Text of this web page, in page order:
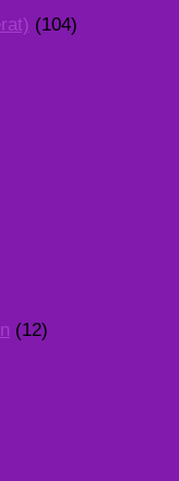
(104)
(12)